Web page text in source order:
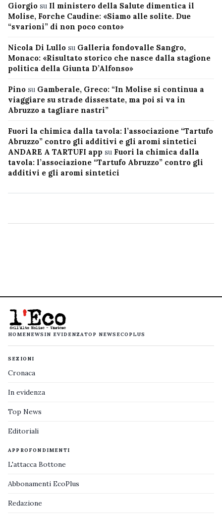
Giorgio su Il ministero della Salute dimentica il
Molise, Forche Caudine: «Siamo alle solite. Due
“svarioni” di non poco conto»
Nicola Di Lullo su Galleria fondovalle Sangro,
Monaco: «Risultato storico che nasce dalla stagione
politica della Giunta D’Alfonso»
Pino su Gamberale, Greco: “In Molise si continua a
viaggiare su strade dissestate, ma poi si va in
Abruzzo a tagliare nastri”
Fuori la chimica dalla tavola: l’associazione “Tartufo
Abruzzo” contro gli additivi e gli aromi sintetici
ANDARE A TARTUFI app su Fuori la chimica dalla
tavola: l’associazione “Tartufo Abruzzo” contro gli
additivi e gli aromi sintetici
HOMENEWS IN EVIDENZATOP NEWS ECOPLUS
SEZIONI
Cronaca
In evidenza
Top News
Editoriali
APPROFONDIMENTI
L'attacca Bottone
Abbonamenti EcoPlus
Redazione